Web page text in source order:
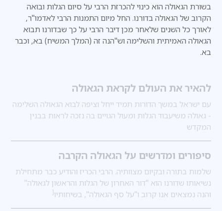
בשורת הגאולה הוא כינוי להכרזת הרבי על סיום הגלות ובואה
הקרוב של הגאולה בדורנו. החל מיום התמנות הרבי לאדמו"ר,
לאורך כל השנים שלאחר מכן דיבר הרבי על כך שבדורנו תבוא
הגאולה האמיתית והשלימה וש"הנה זה (המלך המשיח) בא, וכבר
בא.
להאיר את העולם לקראת הגאולה
עם ישראל במשך הדורות תמיד ייחל וציפה לבוא הגאולה השלימה
- גאולה משיעבוד הגלות ומעול הגויים בה נזכה לראות בבנין
המקדש
סיפורים ומדרשים על הגאולה הקרבה
שלמות בתורה ובקיום מצוותיה. הרבי הכריז והודיע כבר מתחילת
נשיאותו שדורנו הוא "דור האחרון של הגלות והראשון לגאולה"
והנה נמצאים אנו קרוב ו"על סף הגאולה", בשיחותיו[